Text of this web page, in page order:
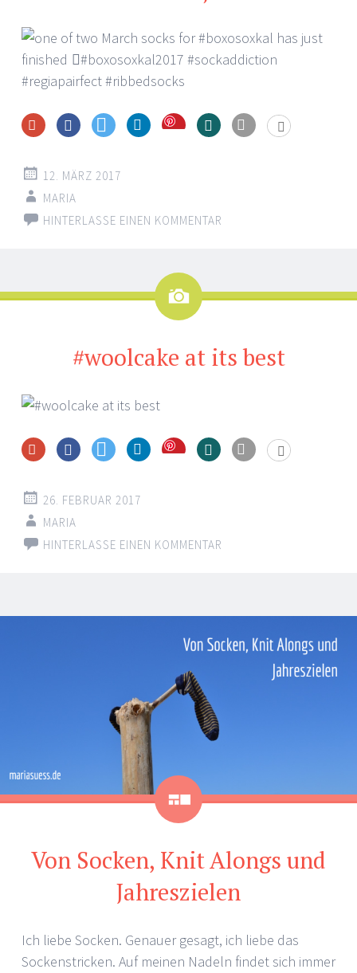
Save
12. MÄRZ 2017
MARIA
HINTERLASSE EINEN KOMMENTAR
Bild
#woolcake at its best
Save
26. FEBRUAR 2017
MARIA
HINTERLASSE EINEN KOMMENTAR
Galerie
Von Socken, Knit Alongs und
Jahreszielen
Ich liebe Socken. Genauer gesagt, ich liebe das
Sockenstricken. Auf meinen Nadeln findet sich immer